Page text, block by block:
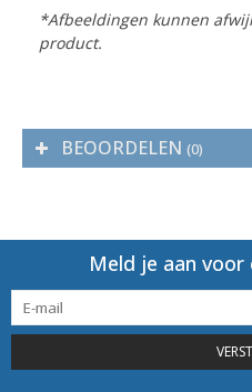
*Afbeeldingen kunnen
product.
BEOORDELEN (0)
Meld je aan